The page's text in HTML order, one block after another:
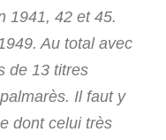
1941, 42 et 45.
Au total avec
de 13 titres
Il faut y
dont celui très